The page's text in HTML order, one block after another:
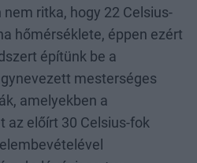
ritka, hogy 22 Celsius-
hőmérséklete, éppen ezért
építünk be a
mesterséges
amelyekben a
előírt 30 Celsius-fok